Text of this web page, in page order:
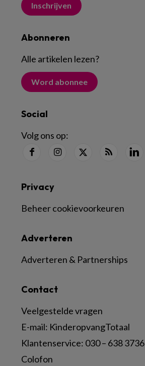
Inschrijven
Abonneren
Alle artikelen lezen?
Word abonnee
Social
Volg ons op:
Contact
Veelgestelde vragen
E-mail: KinderopvangTotaal
Klantenservice: 030 – 638 3736
Colofon
Adverteren
Adverteren & Partnerships
Privacy
Beheer cookievoorkeuren